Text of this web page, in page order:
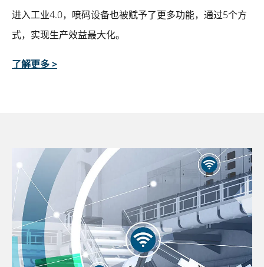
进入工业4.0，喷码设备也被赋予了更多功能，通过5个方
式，实现生产效益最大化。
了解更多 >